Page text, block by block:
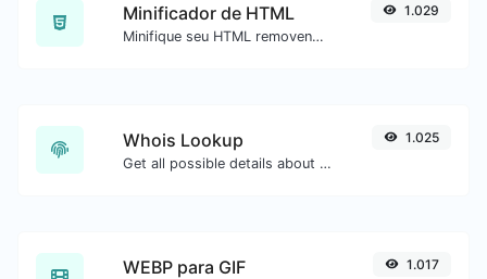
Minificador de HTML
Minifique seu HTML removendo todos os caracteres desnecessários.
1.029
Whois Lookup
Get all possible details about a domain name.
1.025
WEBP para GIF 1.017